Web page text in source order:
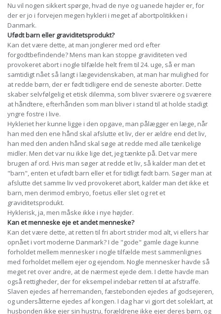
Nu vil nogen sikkert spørge, hvad de nye og uanede højder er, for
der er jo i forvejen megen hykleri i meget af abortpolitikken i
Danmark.
Ufødt barn eller graviditetsprodukt?
Kan det være dette, at man jonglerer med ord efter
forgodtbefindende? Mens man kan stoppe graviditeten ved
provokeret abort i nogle tilfælde helt frem til 24. uge, så er man
samtidigt nået så langt i lægevidenskaben, at man har mulighed for
at redde børn, der er født tidligere end de seneste aborter. Dette
skaber selvfølgelig et etisk dilemma, som bliver sværere og sværere
at håndtere, efterhånden som man bliver i stand til at holde stadigt
yngre fostre i live.
Hykleriet her kunne ligge i den opgave, man pålægger en læge, når
han med den ene hånd skal afslutte et liv, der er ældre end det liv,
han med den anden hånd skal søge at redde med alle tænkelige
midler. Men det var nu ikke lige det, jeg tænkte på. Det var mere
brugen af ord. Hvis man søger at redde et liv, så kalder man det et
"barn", enten et ufødt barn eller et for tidligt født barn. Søger man at
afslutte det samme liv ved provokeret abort, kalder man det ikke et
barn, men derimod embryo, foetus eller slet og ret et
graviditetsprodukt.
Hyklerisk, ja, men måske ikke i nye højder.
Kan et menneske eje et andet menneske?
Kan det være dette, at retten til fri abort strider mod alt, vi ellers har
opnået i vort moderne Danmark? I de "gode" gamle dage kunne
forholdet mellem mennesker i nogle tilfælde mest sammenlignes
med forholdet mellem ejer og ejendom. Nogle mennesker havde så
meget ret over andre, at de nærmest ejede dem. I dette havde man
også rettigheder, der for eksempel indebar retten til at afstraffe.
Slaven ejedes af herremanden, fæstebonden ejedes af godsejeren,
og undersåtterne ejedes af kongen. I dag har vi gjort det soleklart, at
husbonden ikke ejer sin hustru, forældrene ikke ejer deres børn, og